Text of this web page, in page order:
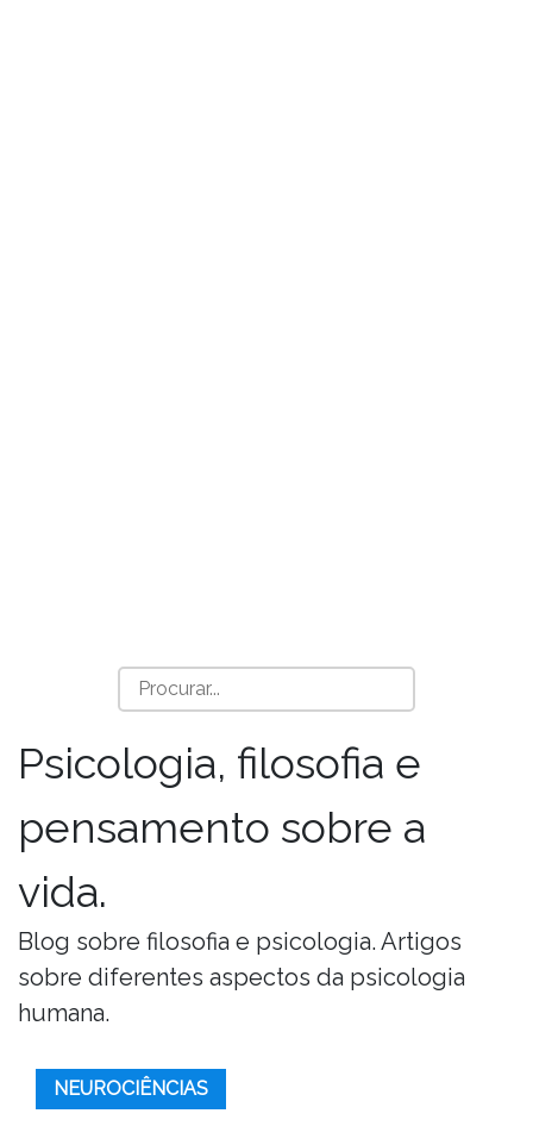
Psicologia, filosofia e
pensamento sobre a
vida.
Blog sobre filosofia e psicologia. Artigos
sobre diferentes aspectos da psicologia
humana.
NEUROCIÊNCIAS